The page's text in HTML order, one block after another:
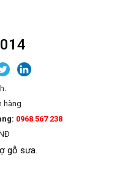
hàng
0968 567 238
gỗ sưa.